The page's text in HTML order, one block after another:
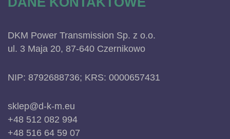
DKM Power Transmission Sp. z o.o.
ul. 3 Maja 20, 87-640 Czernikowo
NIP: 8792688736; KRS: 0000657431
sklep@d-k-m.eu
+48 512 082 994
+48 516 64 59 07